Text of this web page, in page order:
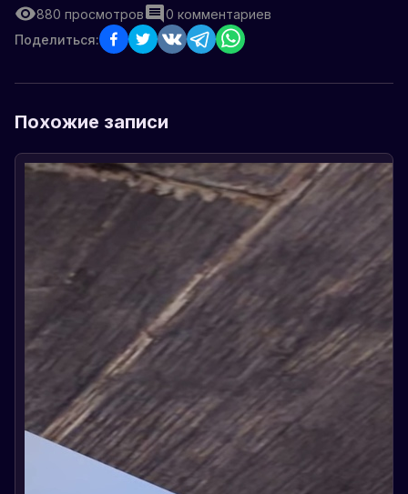
880 просмотров 0 комментариев
Поделиться:
Похожие записи